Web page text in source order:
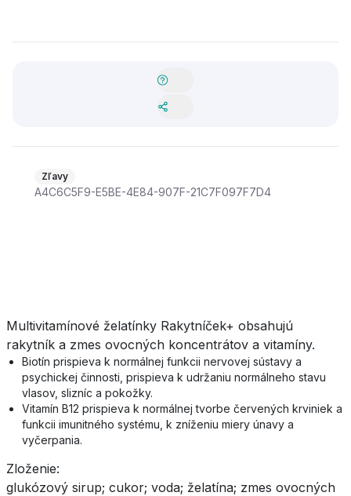
Zľavy
A4C6C5F9-E5BE-4E84-907F-21C7F097F7D4
Multivitamínové želatínky Rakytníček+ obsahujú
rakytník a zmes ovocných koncentrátov a vitamíny.
Biotín prispieva k normálnej funkcii nervovej sústavy a
psychickej činnosti, prispieva k udržaniu normálneho stavu
vlasov, slizníc a pokožky.
Vitamín B12 prispieva k normálnej tvorbe červených krviniek a
funkcii imunitného systému, k zníženiu miery únavy a
vyčerpania.
Zloženie:
glukózový sirup; cukor; voda; želatína; zmes ovocných